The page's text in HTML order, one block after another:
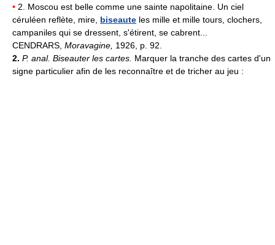
• 2. Moscou est belle comme une sainte napolitaine. Un ciel
céruléen reflète, mire, biseaute les mille et mille tours, clochers,
campaniles qui se dressent, s'étirent, se cabrent...
CENDRARS, Moravagine, 1926, p. 92.
2. P. anal. Biseauter les cartes. Marquer la tranche des cartes d'un
signe particulier afin de les reconnaître et de tricher au jeu :